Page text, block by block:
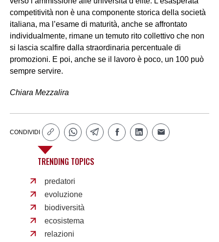
competitività non è una componente storica della società
italiana, ma l’esame di maturità, anche se affrontato
individualmente, rimane un temuto rito collettivo che non
si lascia scalfire dalla straordinaria percentuale di
promozioni. E poi, anche se il lavoro è poco, un 100 può
sempre servire.
Chiara Mezzalira
CONDIVIDI
TRENDING TOPICS
predatori
evoluzione
biodiversità
ecosistema
relazioni